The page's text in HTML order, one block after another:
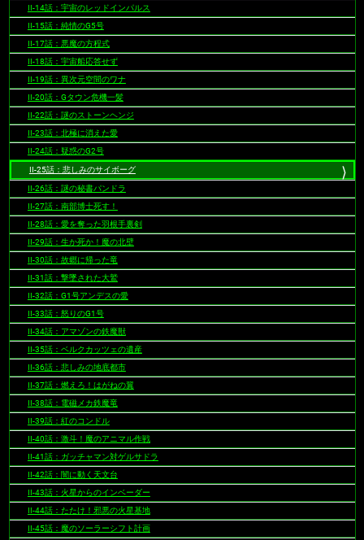
II-14話：宇宙のレッドインパルス
II-15話：純情のG5号
II-17話：悪魔の方程式
II-18話：宇宙船応答せず
II-19話：異次元空間のワナ
II-20話：Gタウン危機一髪
II-22話：謎のストーンヘンジ
II-23話：北極に消えた愛
II-24話：疑惑のG2号
II-25話：悲しみのサイボーグ
II-26話：謎の秘書パンドラ
II-27話：南部博士死す！
II-28話：愛を奪った羽根手裏剣
II-29話：生か死か！魔の北壁
II-30話：故郷に帰った竜
II-31話：撃墜された大鷲
II-32話：G1号アンデスの愛
II-33話：怒りのG1号
II-34話：アマゾンの鉄魔獣
II-35話：ベルクカッツェの遺産
II-36話：悲しみの地底都市
II-37話：燃えろ！はがねの翼
II-38話：電磁メカ鉄魔竜
II-39話：紅のコンドル
II-40話：激斗！魔のアニマル作戦
II-41話：ガッチャマン対ゲルサドラ
II-42話：闇に動く天文台
II-43話：火星からのインベーダー
II-44話：たたけ！邪悪の火星基地
II-45話：魔のソーラーシフト計画